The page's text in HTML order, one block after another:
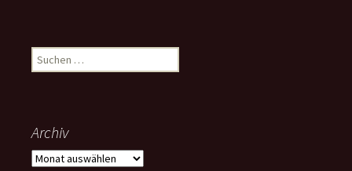
Suchen
nach:
Archiv
Archiv